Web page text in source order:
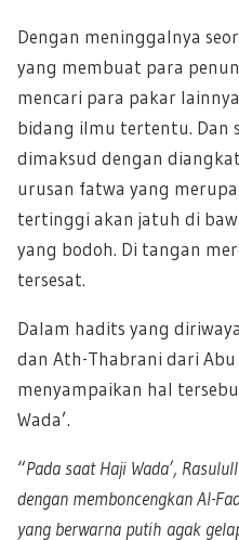
Dengan meninggalnya
yang membuat para
mencari para pakar
bidang ilmu tertentu. Dan
dimaksud dengan
urusan fatwa yang
tertinggi akan jatuh di
yang bodoh. Di tangan
tersesat.
Dalam hadits yang
dan Ath-Thabrani dari
menyampaikan hal
Wada’.
“Pada saat Haji Wada’,
dengan memboncengkan Al-
yang berwarna putih agak